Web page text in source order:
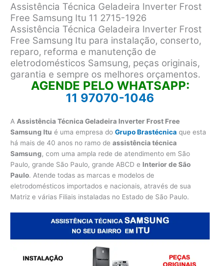
Assistência Técnica Geladeira Inverter Frost
Free Samsung Itu 11 2715-1926
Assistência Técnica Geladeira Inverter Frost
Free Samsung Itu para instalação, conserto,
reparo, reforma e manutenção de
eletrodomésticos Samsung, peças originais,
garantia e sempre os melhores orçamentos.
AGENDE PELO WHATSAPP:
11 97070-1046
A Assistência Técnica Geladeira Inverter Frost Free
Samsung Itu é uma empresa doGrupo Brastécnica que esta
há mais de 40 anos no ramo deassistência técnica
Samsung, com uma ampla rede de atendimento em São
Paulo, grande São Paulo, grande ABCD e Interior de São
Paulo. Atende todas as marcas e modelos de
eletrodomésticos importados e nacionais, através de sua
Matriz e várias Filiais instaladas no Estado de São Paulo.